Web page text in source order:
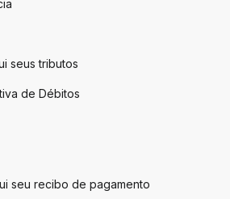
seus tributos
de Débitos
seu recibo de pagamento